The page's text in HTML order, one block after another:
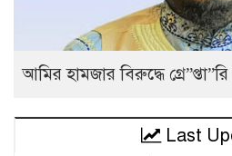
আমির হামজার বিরুদ্ধে
Last